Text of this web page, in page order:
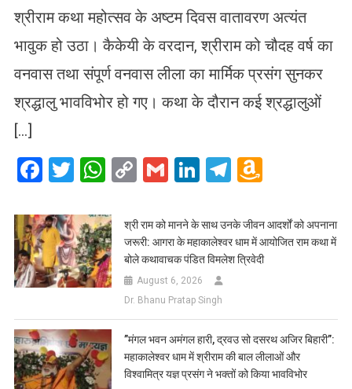
श्रीराम कथा महोत्सव के अष्टम दिवस वातावरण अत्यंत
भावुक हो उठा। कैकेयी के वरदान, श्रीराम को चौदह वर्ष का
वनवास तथा संपूर्ण वनवास लीला का मार्मिक प्रसंग सुनकर
श्रद्धालु भावविभोर हो गए। कथा के दौरान कई श्रद्धालुओं
[…]
Facebook
Twitter
WhatsApp
CopyGmailLinkedIn
Telegram
List
​श्री राम को मानने के साथ उनके जीवन आदर्शों को अपनाना
जरूरी: आगरा के महाकालेश्वर धाम में आयोजित राम कथा में
बोले कथावाचक पंडित विमलेश त्रिवेदी
August 6, 2026
Dr. Bhanu Pratap Singh
​”मंगल भवन अमंगल हारी, द्रवउ सो दसरथ अजिर बिहारी”:
महाकालेश्वर धाम में श्रीराम की बाल लीलाओं और
विश्वामित्र यज्ञ प्रसंग ने भक्तों को किया भावविभोर